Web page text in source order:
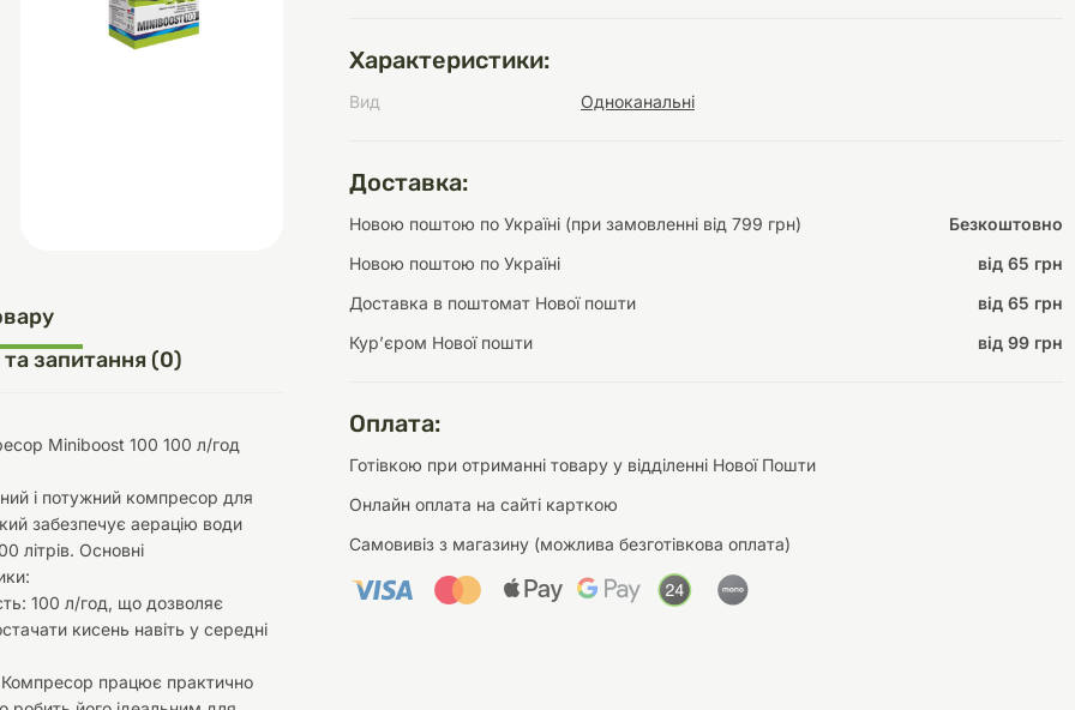
Переноски
та аскесуари
Інструменти для
догляду
Амуніція
Засоби для догляду
Характеристики:
Вид Одноканальні
Доставка:
Новою поштою по Україні (при замовленні від 799 грн)
Безкоштовно
Новою поштою по Україні
від 65 грн
Доставка в поштомат Нової пошти
від 65 грн
Курʼєром Нової пошти
від 99 грн
Оплата:
Готівкою при отриманні товару у відділенні Нової Пошти
Онлайн оплата на сайті карткою
Самовивіз з магазину (можлива безготівкова оплата)
та запитання (0)
Miniboost 100 100 л/год
і потужний компресор для
забезпечує аерацію води
літрів. Основні
100 л/год, що дозволяє
кисень навіть у середні
працює практично